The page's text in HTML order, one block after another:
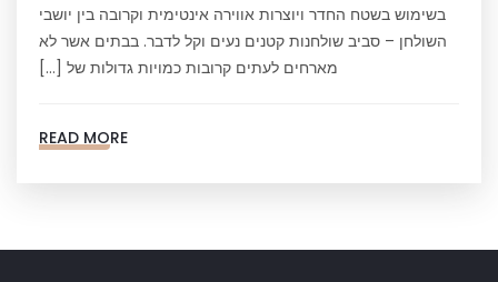
בשימוש בשטח החדר ויוצרות אווירה אינטימית וקרובה בין יושבי
השולחן – סביב שולחנות קטנים נעים וקל לדבר. בבתים אשר לא
מארחים לעתים קרובות כמויות גדולות של […]
READ MORE